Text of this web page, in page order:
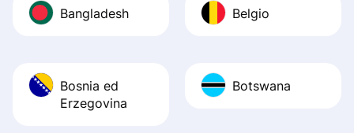
Bangladesh Belgio
Bosnia ed
Erzegovina
Botswana